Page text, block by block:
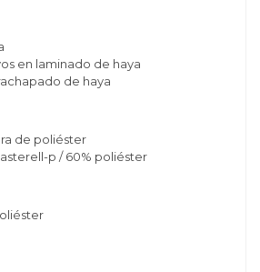
en laminado de haya
de haya
de poliéster
p / 60% poliéster